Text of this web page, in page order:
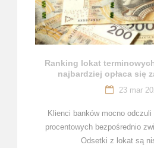
Ranking lokat
najbardziej opłaca się
23 mar
Klienci banków mocno
procentowych bezpośrednio
Odsetki z lokat są